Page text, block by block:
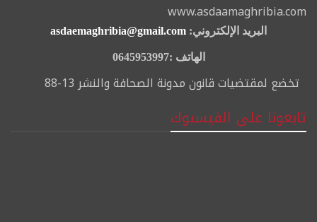
www.asdaamaghribia.com
البريد الإلكتروني: asdaemaghribia@gmail.com
الهاتف :0645953997
تخضع لمقتضيات قانون مدونة الصحافة والنشر 13-88
تابعونا على الفيسبوك